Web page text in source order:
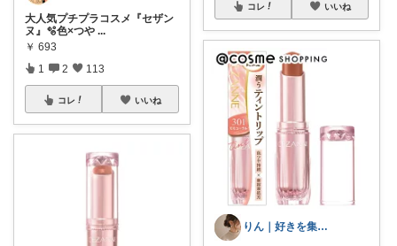
大人気プチプラコスメ『セザン
ヌ』🫧色×つや ...
￥ 693
1 2 113
コレ いいね
コレ いいね
りん｜好きを集める暮らし